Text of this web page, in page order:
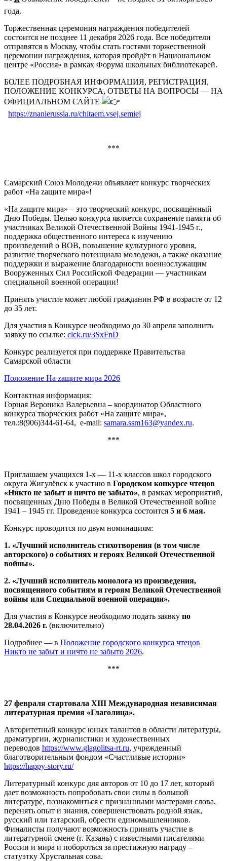
года.
Торжественная церемония награждения победителей
состоится не позднее 11 декабря 2026 года. Все победители
отправятся в Москву, чтобы стать гостями торжественной
церемонии награждения, которая пройдёт в Национальном
центре «Россия» в рамках Форума школьных библиотекарей.
БОЛЕЕ ПОДРОБНАЯ ИНФОРМАЦИЯ, РЕГИСТРАЦИЯ,
ПОЛОЖЕНИЕ КОНКУРСА, ОТВЕТЫ НА ВОПРОСЫ — НА
ОФИЦИАЛЬНОМ САЙТЕ
https://znanierussia.ru/chitaem.vsej.semiej
***
Самарский Союз Молодежи объявляет конкурс творческих
работ «На zащите мира»!
«На zащите мира» – это творческий конкурс, посвящённый
Дню Победы. Целью конкурса является сохранение памяти об
участниках Великой Отечественной Войны 1941-1945 г.,
поддержка общественного интереса к изучению
произведений о ВОВ, повышение культурного уровня,
развитие творческого потенциала молодежи, а также оказание
поддержки и выражение благодарности военнослужащим
Вооруженных Сил Российской Федерации — участникам
специальной военной операции!
Принять участие может любой гражданин РФ в возрасте от 12
до 35 лет.
Для участия в Конкурсе необходимо до 30 апреля заполнить
заявку по ссылке: clck.ru/3SxFnD
Конкурс реализуется при поддержке Правительства
Самарской области
Положение На zaщите мира 2026
Контактная информация:
Горная Вероника Валерьевна – координатор Областного
конкурса творческих работ «На zащите мира»,
тел.:8(906)344-61-64, e-mail: samara.ssm163@yandex.ru.
***
Приглашаем учащихся 1-х — 11-х классов школ городского
округа Жигулёвск к участию в Городском конкурсе чтецов
«Никто не забыт и ничто не забыто», в рамках мероприятий,
посвященных Дню Победы в Великой Отечественной войне
1941 – 1945 гг. Проведение конкурса состоится 5 и 6 мая.
Конкурс проводится по двум номинациям:
1. «Лучший исполнитель стихотворения (в том числе
авторского) о событиях и героях Великой Отечественной
войны».
2. «Лучший исполнитель монолога из произведения,
посвященного событиям и героям Великой Отечественной
войны или Специальной военной операции».
Для участия в Конкурсе необходимо подать заявку по
28.04.2026 г. (включительно)
Подробнее — в Положение городского конкурса чтецов
Никто не забыт и ничто не забыто 2026.
***
27 февраля стартовала XIII Международная независимая
литературная премия «Глаголица».
Авторитетный конкурс юных талантов в области литературы,
драматургии, журналистики и художественных
переводов https://www.glagolitsa-rt.ru, учрежденный
благотворительным фондом «Счастливые истории»
https://happy-story.ru/
Литературный конкурс для авторов от 10 до 17 лет, который
дает возможность попробовать свои силы в большой
литературе, познакомиться с признанными мастерами слова,
перенять опыт и знания, совершенствовать родной язык,
русский или татарский, обрести единомышленников.
Финалисты получают возможность принять участие в
литературной смене (г. Казань) с известными писателями
России и мира и побороться за престижную награду –
статуэтку Хрустальная сова.